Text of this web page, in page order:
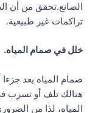
الصانع.تحقق من أن
تراكمات غير طبيعية.
خلل في صمام المياه.
صمام المياه يعد جزءا
هنالك تلف أو تسرب
المياه، لذا من